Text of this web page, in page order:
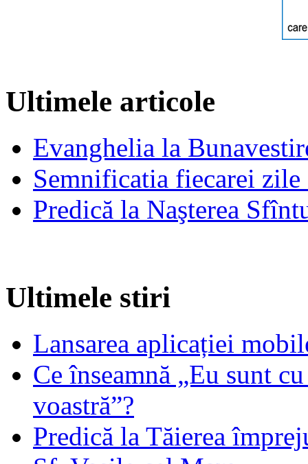
Ultimele articole
Evanghelia la
Semnificatia fiecarei
Predică la Naşterea
Ultimele stiri
Lansarea aplicației
Ce înseamnă „Eu sunt
voastră”?
Predică la Tăierea